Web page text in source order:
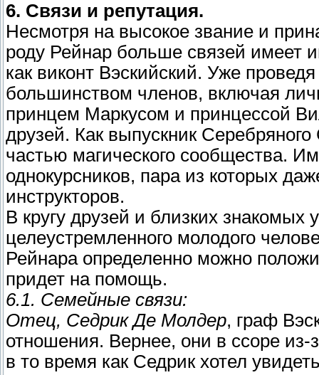
6. Связи и репутация.
Несмотря на высокое звание и
роду Рейнар больше связей имеет
как виконт Вэскийский. Уже
большинством членов, включая
принцем Маркусом и принцессой
друзей. Как выпускник
частью магического сообщества.
однокурсников, пара из которых
инструкторов.
В кругу друзей и близких знакомых
целеустремленного молодого
Рейнара определенно можно
придет на помощь.
6.1. Семейные связи:
Отец, Седрик Де Молдер, граф
отношения. Вернее, они в ссоре
в то время как Седрик хотел